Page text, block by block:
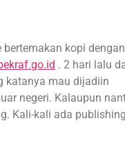
kopi dengan
. 2 hari lalu
katanya mau dijadiin
negeri. Kalaupun
Kali-kali ada